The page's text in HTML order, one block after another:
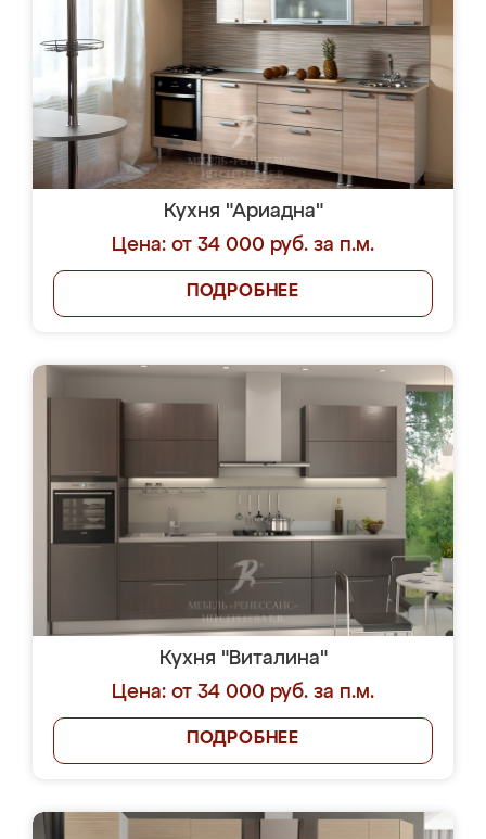
Кухня "Ариадна"
Цена: от 34 000 руб. за п.м.
ПОДРОБНЕЕ
Кухня "Виталина"
Цена: от 34 000 руб. за п.м.
ПОДРОБНЕЕ